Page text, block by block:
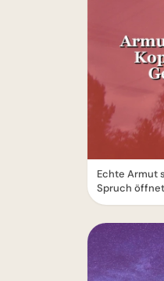
Echte Armut
Spruch